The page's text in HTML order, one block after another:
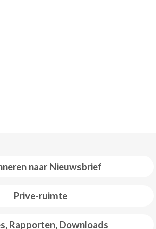
naar Nieuwsbrief
Prive-ruimte
Rapporten, Downloads